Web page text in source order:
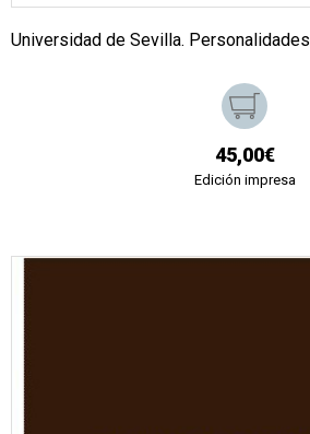
Universidad de Sevilla. Personalidades
45,00€
Edición impresa